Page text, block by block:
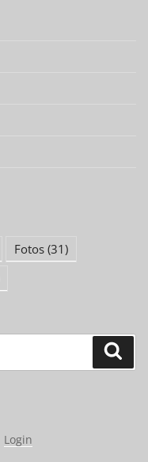
Fotos (31)
Login